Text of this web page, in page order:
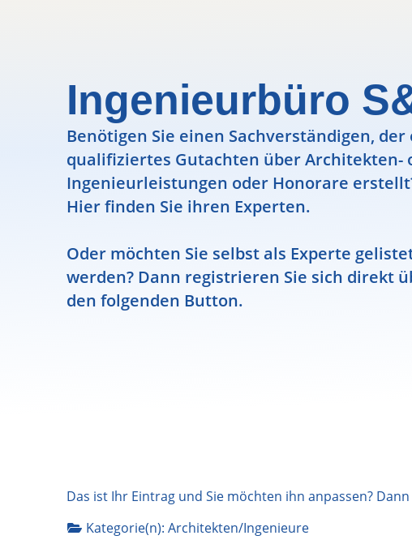
Ingenieurbüro
Benötigen Sie einen Sachverständigen, der
qualifiziertes Gutachten über Architekten-
Ingenieurleistungen oder Honorare
Hier finden Sie ihren Experten.
Oder möchten Sie selbst als Experte
werden? Dann registrieren Sie sich direkt
den folgenden Button.
Das ist Ihr Eintrag und Sie möchten ihn anpassen?
Kategorie(n): Architekten/Ingenieure